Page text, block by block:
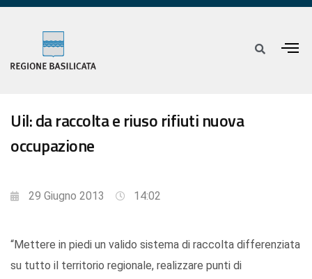
Uil: da raccolta e riuso rifiuti nuova
occupazione
29 Giugno 2013 14:02
“Mettere in piedi un valido sistema di raccolta differenziata
su tutto il territorio regionale, realizzare punti di